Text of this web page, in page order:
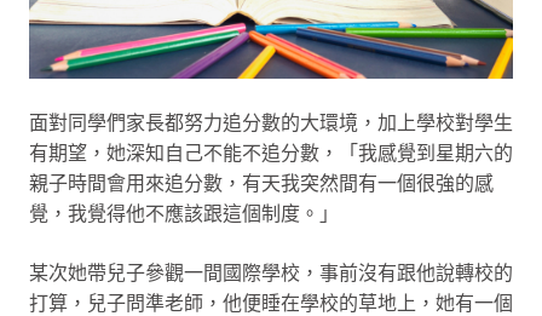
面對同學們家長都努力追分數的大環境，加上學校對學生
有期望，她深知自己不能不追分數，「我感覺到星期六的
親子時間會用來追分數，有天我突然間有一個很強的感
覺，我覺得他不應該跟這個制度。」
某次她帶兒子參觀一間國際學校，事前沒有跟他說轉校的
打算，兒子問準老師，他便睡在學校的草地上，她有一個